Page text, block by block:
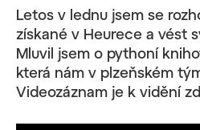
Letos v lednu jsem se
získané v Heurece a vést
Mluvil jsem o pythoní
která nám v plzeňském
Videozáznam je k vidění